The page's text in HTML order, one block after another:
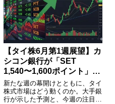
【タイ株6月第1週展望】カ
シコン銀行が「SET
1,540〜1,600ポイント」を
予測——インフレとFund
Flowが鍵
新たな週の幕開けとともに、タイ
株式市場はどう動くのか。大手銀
行が示した予測と、今週の注目ポ